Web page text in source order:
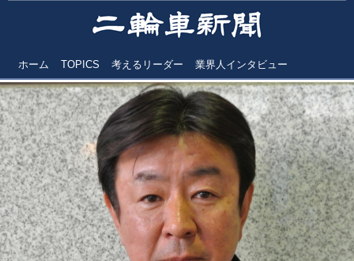
ホーム TOPICS 考えるリーダー 業界人インタビュー